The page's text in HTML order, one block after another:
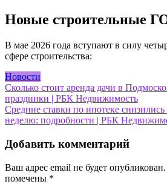
Новые строительные
В мае 2026 года вступают в силу
сфере строительства:
Новости
Навигация
по
записям
Сколько стоит аренда дачи в
праздники | РБК Недвижимость
Средние ставки по ипотеке
неделю: подробности | РБК
Добавить комментарий
Ваш адрес email не будет опубликован.
помечены *